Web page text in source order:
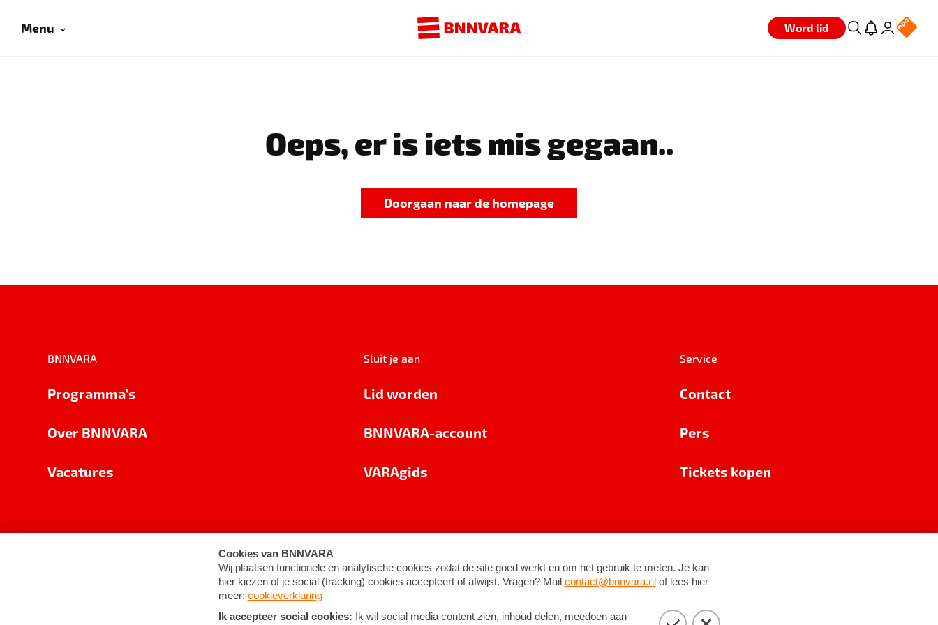
Menu Word lid
Oeps, er is iets mis gegaan..
Doorgaan naar de homepage
BNNVARA
Programma's
Over BNNVARA
Vacatures
Sluit je aan
Lid worden
BNNVARA-account
VARAgids
Service
Contact
Pers
Tickets kopen
Cookie-instellingen Algemene voorwaarden ©2026BNNVARA